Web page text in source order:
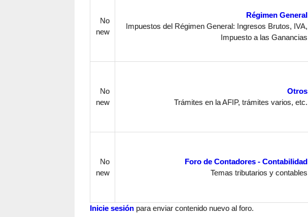
No
new
Régimen General
Impuestos del Régimen General: Ingresos Brutos, IVA,
Impuesto a las Ganancias
No
new
Otros
Trámites en la AFIP, trámites varios, etc.
No
new
Foro de Contadores - Contabilidad
Temas tributarios y contables
Inicie sesión para enviar contenido nuevo al foro.